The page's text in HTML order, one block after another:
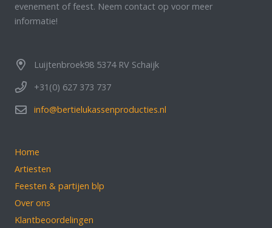
evenement of feest. Neem contact op voor meer
informatie!
Luijtenbroek98 5374 RV Schaijk
+31(0) 627 373 737
info@bertielukassenproducties.nl
Home
Artiesten
Feesten & partijen blp
Over ons
Klantbeoordelingen